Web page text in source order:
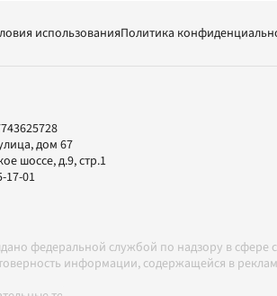
использованияПолитика
дом 67
шоссе, д.9, стр.1
17-01
федеральной службой по надзору в
информации, содержащейся в